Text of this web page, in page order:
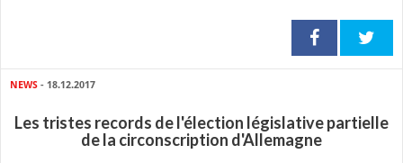
NEWS - 18.12.2017
Les tristes records de l'élection législative partielle
de la circonscription d'Allemagne